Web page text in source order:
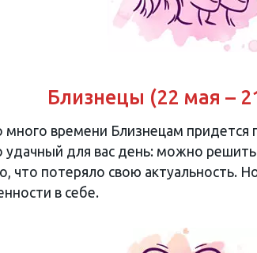
Близнецы (22 мая –
много времени Близнецам придется
удачный для вас день: можно
что потеряло свою актуальность.
в себе.